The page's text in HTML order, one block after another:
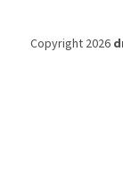
Copyright 2026